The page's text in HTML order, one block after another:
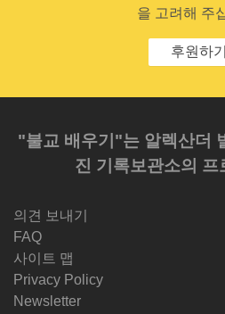
을 고려해 주
후원하기
"불교 배우기"는 알렉산더
진 기록보관소의 프
의견 보내기
FAQ
사이트 맵
Privacy Policy
Newsletter